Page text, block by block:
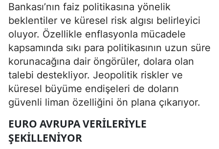
Bankası’nın faiz politikasına yönelik
beklentiler ve küresel risk algısı belirleyici
oluyor. Özellikle enflasyonla mücadele
kapsamında sıkı para politikasının uzun süre
korunacağına dair öngörüler, dolara olan
talebi destekliyor. Jeopolitik riskler ve
küresel büyüme endişeleri de doların
güvenli liman özelliğini ön plana çıkarıyor.
EURO AVRUPA VERILERIYLE
ŞEKILLENIYOR